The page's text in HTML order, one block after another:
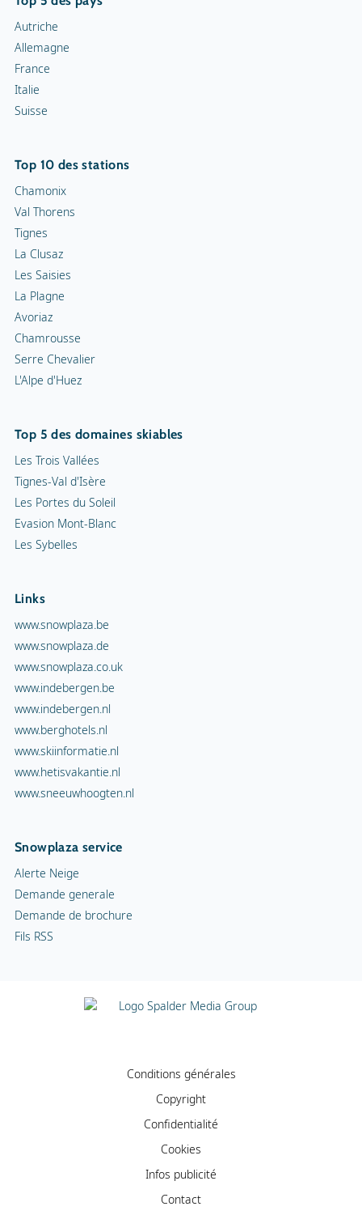
Autriche
Allemagne
France
Italie
Suisse
Top 10 des stations
Chamonix
Val Thorens
Tignes
La Clusaz
Les Saisies
La Plagne
Avoriaz
Chamrousse
Serre Chevalier
L'Alpe d'Huez
Top 5 des domaines skiables
Les Trois Vallées
Tignes-Val d'Isère
Les Portes du Soleil
Evasion Mont-Blanc
Les Sybelles
Links
www.snowplaza.be
www.snowplaza.de
www.snowplaza.co.uk
www.indebergen.be
www.indebergen.nl
www.berghotels.nl
www.skiinformatie.nl
www.hetisvakantie.nl
www.sneeuwhoogten.nl
Snowplaza service
Alerte Neige
Demande generale
Demande de brochure
Fils RSS
Conditions générales
Copyright
Confidentialité
Cookies
Infos publicité
Contact